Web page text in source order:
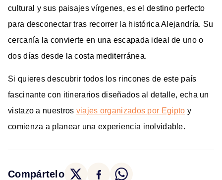
cultural y sus paisajes vírgenes, es el destino perfecto
para desconectar tras recorrer la histórica Alejandría. Su
cercanía la convierte en una escapada ideal de uno o
dos días desde la costa mediterránea.
Si quieres descubrir todos los rincones de este país
fascinante con itinerarios diseñados al detalle, echa un
vistazo a nuestros viajes organizados por Egipto y
comienza a planear una experiencia inolvidable.
Compártelo